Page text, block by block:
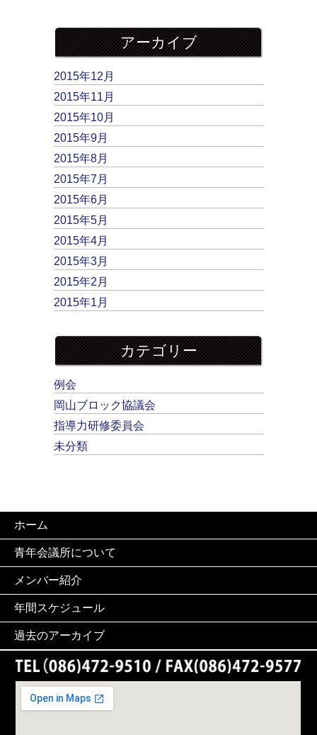
アーカイブ
2015年12月
2015年11月
2015年10月
2015年9月
2015年8月
2015年7月
2015年6月
2015年5月
2015年4月
2015年3月
2015年2月
2015年1月
カテゴリー
例会
岡山ブロック協議会
指導力研修委員会
未分類
ホーム
青年会議所について
メンバー紹介
年間スケジュール
過去のアーカイブ